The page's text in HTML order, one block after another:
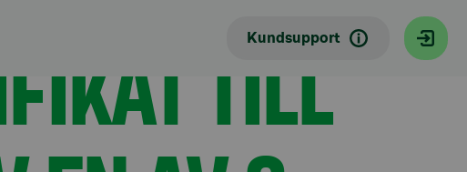
Kundsupport
TILL